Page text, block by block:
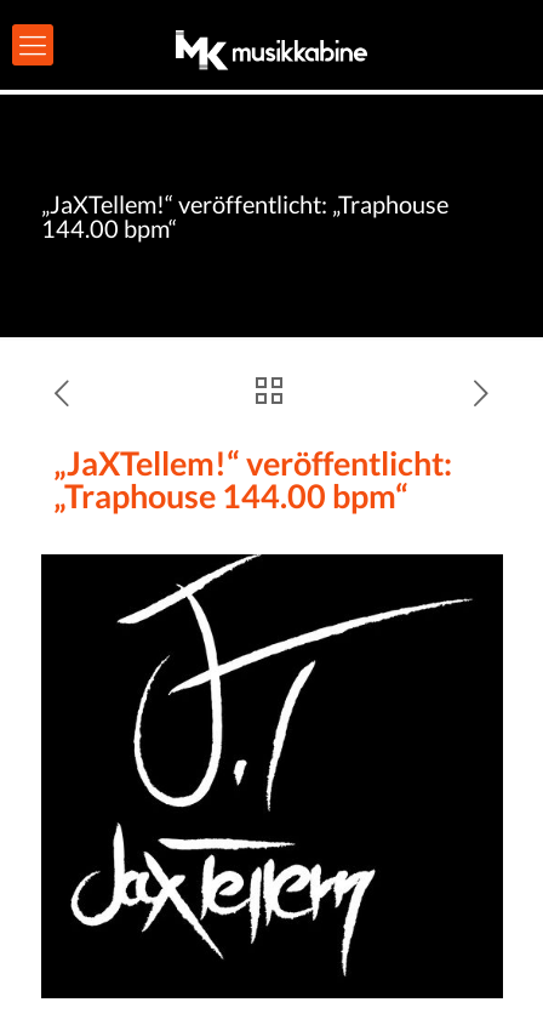
„JaXTellem!“ veröffentlicht: „Traphouse
144.00 bpm“
„JaXTellem!“ veröffentlicht:
„Traphouse 144.00 bpm“